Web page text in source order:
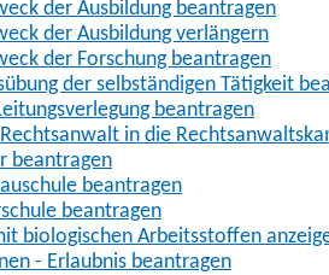
der Ausbildung beantragen
der Ausbildung verlängern
der Forschung beantragen
der selbständigen Tätigkeit
beantragen
in die
beantragen
beantragen
beantragen
biologischen Arbeitsstoffen
- Erlaubnis beantragen